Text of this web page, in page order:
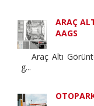
ARAÇ
AAGS
Araç Altı
g...